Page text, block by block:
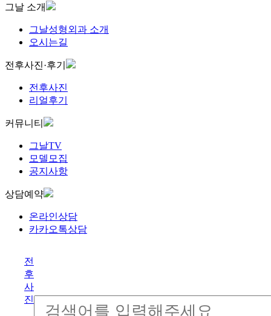
그날 소개
그날성형외과 소개
오시는길
전후사진·후기
전후사진
리얼후기
커뮤니티
그날TV
모델모집
공지사항
상담예약
온라인상담
카카오톡상담
전
후
사
진